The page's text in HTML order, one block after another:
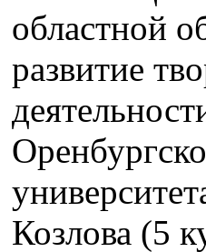
областной
развитие
Козлова (5